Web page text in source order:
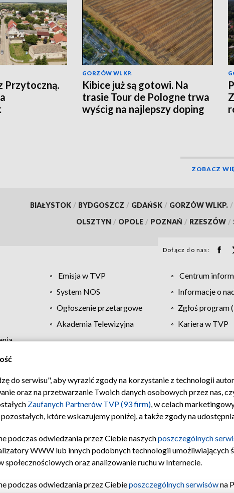
Przytoczną.
GORZÓW WLKP.
Kibice już są gotowi. Na
trasie Tour de Pologne trwa
wyścig na najlepszy doping
ZOBACZ
BIAŁYSTOK / BYDGOSZCZ / GDAŃSK / GORZÓW WLKP. /
OLSZTYN / OPOLE / POZNAŃ / RZESZÓW /
Dołącz do nas:
Emisja w TVP Centrum
System NOS Informacje o
Ogłoszenie przetargowe Zgłoś program
Akademia Telewizyjna Kariera w TVP
Regulamin TVP Polityka prywatności Moje
do serwisu", aby wyrazić zgody na korzystanie z technologii
oraz na przetwarzanie Twoich danych osobowych przez nas,
Zaufanych Partnerów TVP (93 firm), w celach
które wskazujemy poniżej, a także zgody na
podczas odwiedzania przez Ciebie naszychposzczególnych
WWW lub innych podobnych technologii umożliwiających
oraz analizowanie ruchu w Internecie.
podczas odwiedzania przez Ciebieposzczególnych serwisówna